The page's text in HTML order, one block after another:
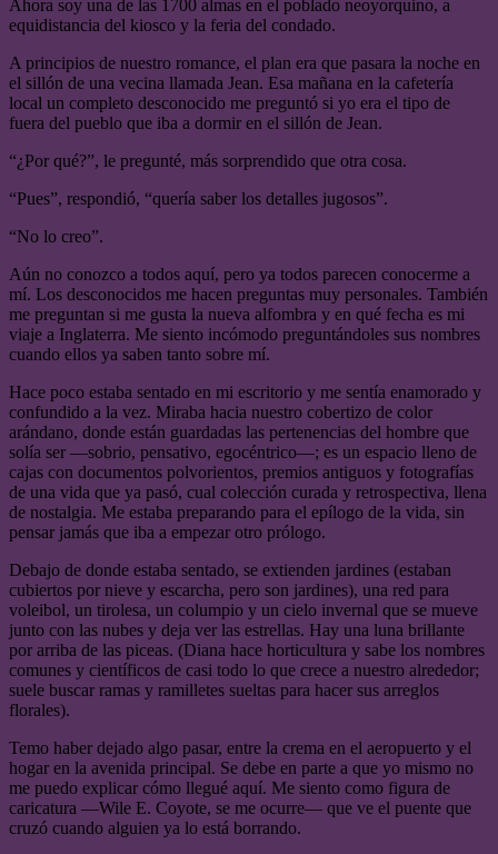
Ahora soy una de las 1700 almas en el poblado neoyorquino, a
equidistancia del kiosco y la feria del condado.
A principios de nuestro romance, el plan era que pasara la noche en
el sillón de una vecina llamada Jean. Esa mañana en la cafetería
local un completo desconocido me preguntó si yo era el tipo de
fuera del pueblo que iba a dormir en el sillón de Jean.
“¿Por qué?”, le pregunté, más sorprendido que otra cosa.
“Pues”, respondió, “quería saber los detalles jugosos”.
“No lo creo”.
Aún no conozco a todos aquí, pero ya todos parecen conocerme a
mí. Los desconocidos me hacen preguntas muy personales. También
me preguntan si me gusta la nueva alfombra y en qué fecha es mi
viaje a Inglaterra. Me siento incómodo preguntándoles sus nombres
cuando ellos ya saben tanto sobre mí.
Hace poco estaba sentado en mi escritorio y me sentía enamorado y
confundido a la vez. Miraba hacia nuestro cobertizo de color
arándano, donde están guardadas las pertenencias del hombre que
solía ser —sobrio, pensativo, egocéntrico—; es un espacio lleno de
cajas con documentos polvorientos, premios antiguos y fotografías
de una vida que ya pasó, cual colección curada y retrospectiva, llena
de nostalgia. Me estaba preparando para el epílogo de la vida, sin
pensar jamás que iba a empezar otro prólogo.
Debajo de donde estaba sentado, se extienden jardines (estaban
cubiertos por nieve y escarcha, pero son jardines), una red para
voleibol, un tirolesa, un columpio y un cielo invernal que se mueve
junto con las nubes y deja ver las estrellas. Hay una luna brillante
por arriba de las piceas. (Diana hace horticultura y sabe los nombres
comunes y científicos de casi todo lo que crece a nuestro alrededor;
suele buscar ramas y ramilletes sueltas para hacer sus arreglos
florales).
Temo haber dejado algo pasar, entre la crema en el aeropuerto y el
hogar en la avenida principal. Se debe en parte a que yo mismo no
me puedo explicar cómo llegué aquí. Me siento como figura de
caricatura —Wile E. Coyote, se me ocurre— que ve el puente que
cruzó cuando alguien ya lo está borrando.